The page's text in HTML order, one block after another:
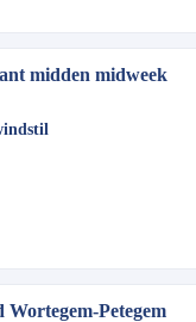
midden midweek
Wortegem-Petegem